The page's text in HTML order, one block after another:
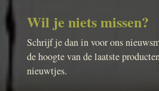
Wil je niets missen?
Schrijf je dan in voor ons
de hoogte van de laatste
nieuwtjes.